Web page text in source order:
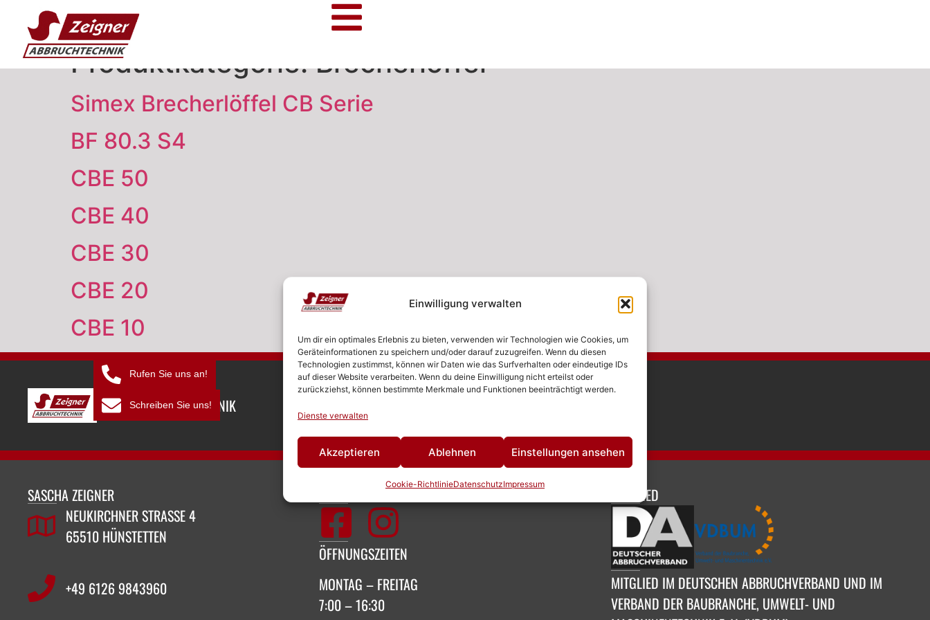
Einwilligung verwalten
Um dir ein optimales Erlebnis zu bieten, verwenden wir Technologien wie Cookies, um
Geräteinformationen zu speichern und/oder darauf zuzugreifen. Wenn du diesen
Technologien zustimmst, können wir Daten wie das Surfverhalten oder eindeutige IDs
auf dieser Website verarbeiten. Wenn du deine Einwilligung nicht erteilst oder
zurückziehst, können bestimmte Merkmale und Funktionen beeinträchtigt werden.
Dienste verwalten
Akzeptieren Ablehnen Einstellungen ansehen
Cookie-RichtlinieDatenschutzImpressum
Produktkategorie:Brecherlöffel
Simex Brecherlöffel CB Serie
BF 80.3 S4
CBE 50
CBE 40
CBE 30
CBE 20
CBE 10
ZEIGNER ABBRUCHTECHNIK
SASCHA ZEIGNER
NEUKIRCHNER STRASSE 4
65510 HÜNSTETTEN
+49 6126 9843960‬
SOCIAL MEDIA
ÖFFNUNGSZEITEN
MONTAG – FREITAG
7:00 – 16:30
MITGLIED
MITGLIED IM DEUTSCHEN ABBRUCHVERBAND UND IM
VERBAND DER BAUBRANCHE, UMWELT- UND
Rufen Sie uns an!
Schreiben Sie uns!